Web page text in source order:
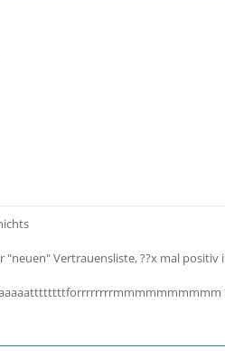
"neuen" Vertrauensliste, ??x mal positiv